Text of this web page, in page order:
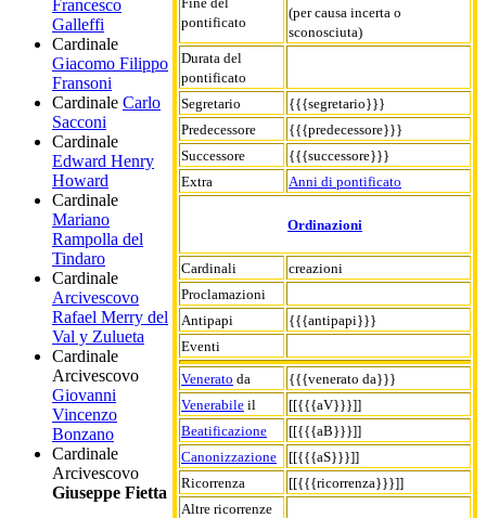
pontificato
(per causa incerta o
sconosciuta)
Durata del
pontificato
Segretario
{{{segretario}}}
Predecessore
{{{predecessore}}}
Successore
{{{successore}}}
Extra
Anni di pontificato
Ordinazioni
Cardinali
creazioni
Proclamazioni
Antipapi
{{{antipapi}}}
Eventi
Venerato da
{{{venerato da}}}
Venerabile il
[[{{{aV}}}]]
Beatificazione
[[{{{aB}}}]]
Canonizzazione
[[{{{aS}}}]]
Ricorrenza
[[{{{ricorrenza}}}]]
Altre ricorrenze
Francesco
Galleffi
Cardinale
Giacomo Filippo
Fransoni
Cardinale Carlo
Sacconi
Cardinale
Edward Henry
Howard
Cardinale
Mariano
Rampolla del
Tindaro
Cardinale
Arcivescovo
Rafael Merry del
Val y Zulueta
Cardinale
Arcivescovo
Giovanni
Vincenzo
Bonzano
Cardinale
Arcivescovo
Giuseppe Fietta